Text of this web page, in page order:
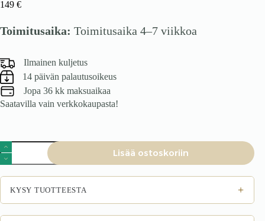
149 €
Toimitusaika: Toimitusaika 4–7 viikkoa
Ilmainen kuljetus
14 päivän palautusoikeus
Jopa 36 kk maksuaikaa
Saatavilla vain verkkokaupasta!
Tuoli
GERAV
2,
tammi
Inari
91
määrä
Lisää ostoskoriin
KYSY TUOTTEESTA +